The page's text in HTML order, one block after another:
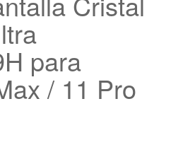
para
/ 11 Pro